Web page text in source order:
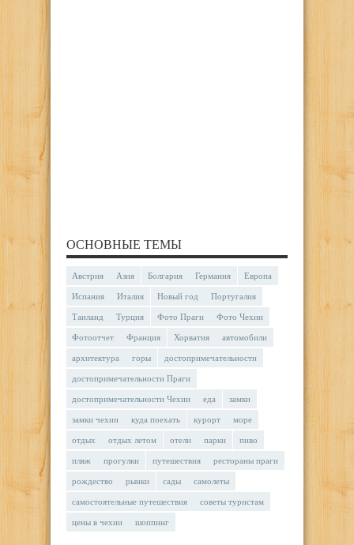
ОСНОВНЫЕ ТЕМЫ
Австрия Азия Болгария Германия Европа
Испания Италия Новый год Португалия
Таиланд Турция Фото Праги Фото Чехии
Фотоотчет Франция Хорватия автомобили
архитектура горы достопримечательности
достопримечательности Праги
достопримечательности Чехии еда замки
замки чехии куда поехать курорт море
отдых отдых летом отели парки пиво
пляж прогулки путешествия рестораны праги
рождество рынки сады самолеты
самостоятельные путешествия советы туристам
цены в чехии шоппинг